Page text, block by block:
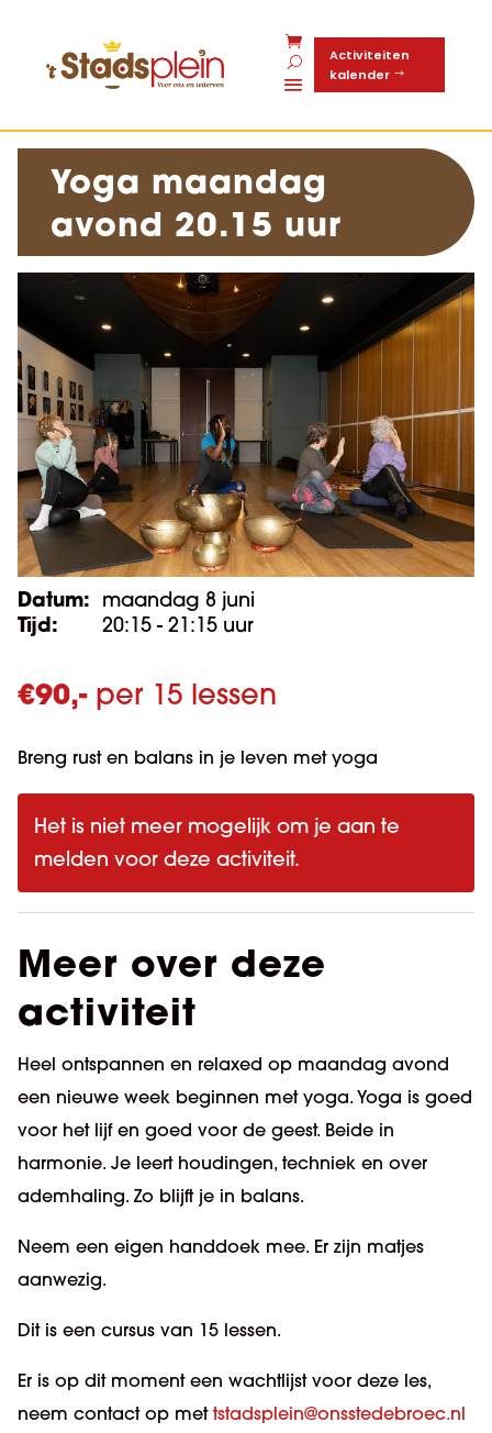
Activiteiten
kalender
Yoga maandag
avond 20.15 uur
Datum: maandag 8 juni
Tijd: 20:15 - 21:15 uur
€90,-per 15 lessen
Breng rust en balans in je leven met yoga
Het is niet meer mogelijk om je aan te
melden voor deze activiteit.
Meer over deze
activiteit
Heel ontspannen en relaxed op maandag avond
een nieuwe week beginnen met yoga. Yoga is goed
voor het lijf en goed voor de geest. Beide in
harmonie. Je leert houdingen, techniek en over
ademhaling. Zo blijft je in balans.
Neem een eigen handdoek mee. Er zijn matjes
aanwezig.
Dit is een cursus van 15 lessen.
Er is op dit moment een wachtlijst voor deze les,
neem contact op met tstadsplein@onsstedebroec.nl